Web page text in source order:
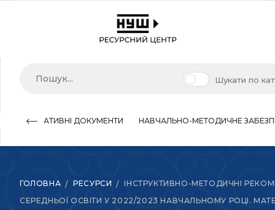
Шукати по
НОРМАТИВНІ ДОКУМЕНТИ НАВЧАЛЬНО-МЕТОДИЧНЕ
ГОЛОВНА РЕСУРСИ
ІНСТРУКТИВНО-МЕТОДИЧНІ
СЕРЕДНЬОЇ ОСВІТИ У 2022/2023 НАВЧАЛЬНОМУ РОЦІ.